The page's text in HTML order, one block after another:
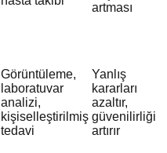
artması
Görüntüleme,
laboratuvar
analizi,
kişiselleştirilmiş
tedavi
Yanlış
kararları
azaltır,
güvenilirliği
artırır